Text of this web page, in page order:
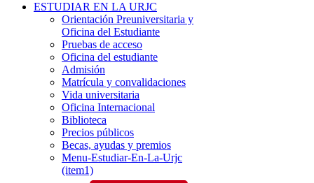
ESTUDIAR EN LA URJC
Orientación Preuniversitaria y
Oficina del Estudiante
Pruebas de acceso
Oficina del estudiante
Admisión
Matrícula y convalidaciones
Vida universitaria
Oficina Internacional
Biblioteca
Precios públicos
Becas, ayudas y premios
Menu-Estudiar-En-La-Urjc
(item1)